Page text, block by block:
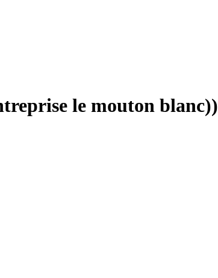
le mouton blanc))